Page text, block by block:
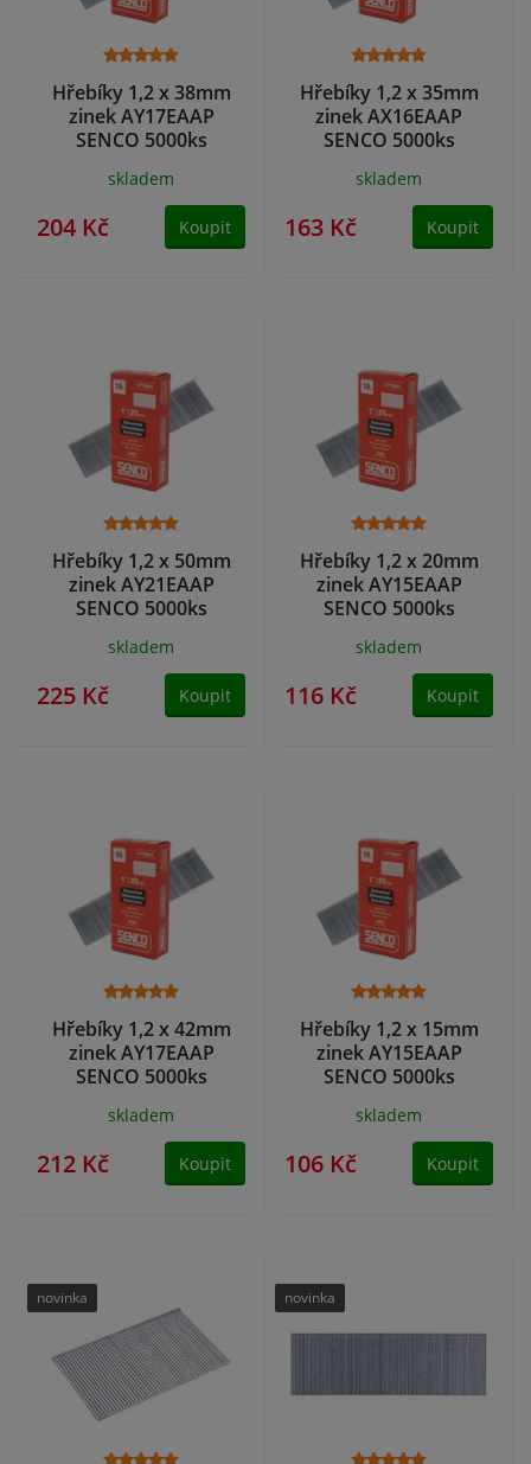
Hřebíky 1,2 x 38mm
zinek AY17EAAP
SENCO 5000ks
skladem
204 Kč Koupit
Hřebíky 1,2 x 35mm
zinek AX16EAAP
SENCO 5000ks
skladem
163 Kč Koupit
Hřebíky 1,2 x 50mm
zinek AY21EAAP
SENCO 5000ks
skladem
225 Kč Koupit
Hřebíky 1,2 x 20mm
zinek AY15EAAP
SENCO 5000ks
skladem
116 Kč Koupit
Hřebíky 1,2 x 42mm
zinek AY17EAAP
SENCO 5000ks
skladem
212 Kč Koupit
Hřebíky 1,2 x 15mm
zinek AY15EAAP
SENCO 5000ks
skladem
106 Kč Koupit
novinka novinka